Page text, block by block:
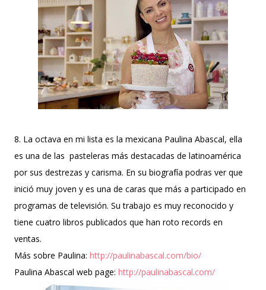
8. La octava en mi lista es la mexicana Paulina Abascal, ella
es una de las pasteleras más destacadas de latinoamérica
por sus destrezas y carisma. En su biografía podras ver que
inició muy joven y es una de caras que más a participado en
programas de televisión. Su trabajo es muy reconocido y
tiene cuatro libros publicados que han roto records en
ventas.
Más sobre Paulina: http://paulinabascal.com/bio/
Paulina Abascal web page: http://paulinabascal.com/